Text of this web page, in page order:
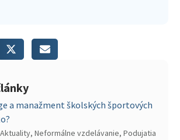
a manažment školských športových
Aktuality, Neformálne vzdelávanie, Podujatia